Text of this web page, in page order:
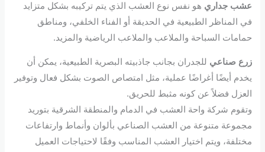
عشب جداريهو نفس نوع العشب الذي يتم تركيبه بشكل متزايد
في المناظر الطبيعية في الحديقة أو الفناء الخلفي، ومناطق
حمامات السباحة والملاعب والملاعب الرياضية والمزيد.
زرع صناعيللجدران بجانب جاذبيته البصرية الطبيعية، يمكن أن
يخدم أيضًا أغراضًا عملية، مثل امتصاص الصوت بشكل فعال وتوفير
العزل فضلاً عن كونه مثبط للحريق.
وتقوم شركة واحة العشب في الدمام والمنطقة الشرقية بتوريد
مجموعة متنوعة من العشب الصناعي بألوان وأنماط وارتفاعات
مختلفة، ويتم اختيار العشب المناسب وفقًا لاحتياجات العميل